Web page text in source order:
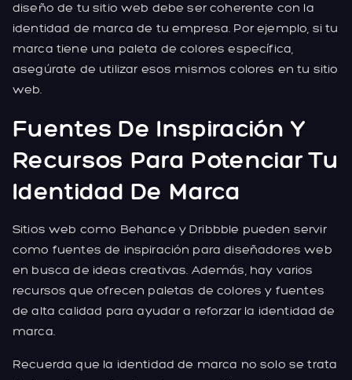
diseño de tu sitio web debe ser coherente con la
identidad de marca de tu empresa. Por ejemplo, si tu
marca tiene una paleta de colores específica,
asegúrate de utilizar esos mismos colores en tu sitio
web.
Fuentes De Inspiración Y
Recursos Para Potenciar Tu
Identidad De Marca
Sitios web como Behance y Dribbble pueden servir
como fuentes de inspiración para diseñadores web
en busca de ideas creativas. Además, hay varios
recursos que ofrecen paletas de colores y fuentes
de alta calidad para ayudar a reforzar la identidad de
marca.
Recuerda que la identidad de marca no solo se trata